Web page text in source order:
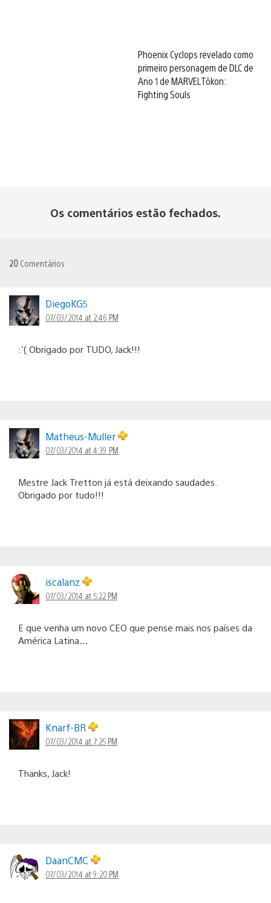
Phoenix Cyclops revelado como
primeiro personagem de DLC de
Ano 1 de MARVEL Tōkon:
Fighting Souls
Os comentários estão fechados.
20 Comentários
DiegoKG5
07/03/2014 at 2:46 PM
:'( Obrigado por TUDO, Jack!!!
Matheus-Muller
07/03/2014 at 4:39 PM
Mestre Jack Tretton já está deixando saudades.
Obrigado por tudo!!!
iscalanz
07/03/2014 at 5:22 PM
E que venha um novo CEO que pense mais nos países da
América Latina…
Knarf-BR
07/03/2014 at 7:25 PM
Thanks, Jack!
DaanCMC
07/03/2014 at 9:20 PM